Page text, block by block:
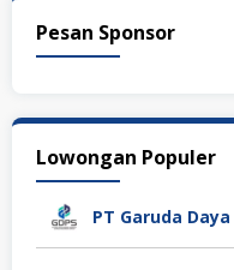
Pesan Sponsor
Lowongan Populer
PT Garuda